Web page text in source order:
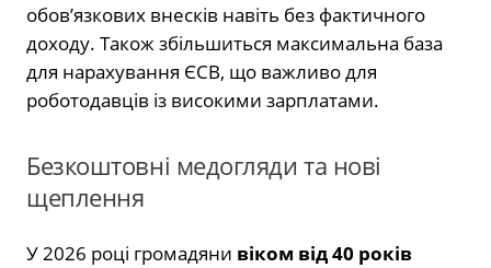
обов’язкових внесків навіть без фактичного
доходу. Також збільшиться максимальна база
для нарахування ЄСВ, що важливо для
роботодавців із високими зарплатами.
Безкоштовні медогляди та нові
щеплення
У 2026 році громадяни віком від 40 років